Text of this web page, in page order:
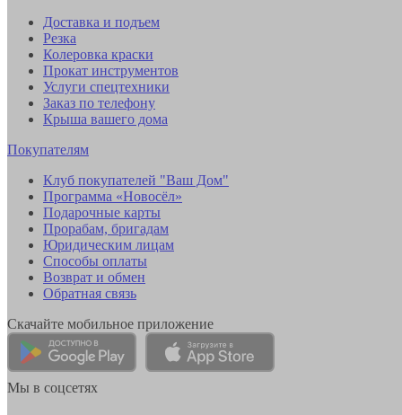
Доставка и подъем
Резка
Колеровка краски
Прокат инструментов
Услуги спецтехники
Заказ по телефону
Крыша вашего дома
Покупателям
Клуб покупателей "Ваш Дом"
Программа «Новосёл»
Подарочные карты
Прорабам, бригадам
Юридическим лицам
Способы оплаты
Возврат и обмен
Обратная связь
Скачайте мобильное приложение
Мы в соцсетях